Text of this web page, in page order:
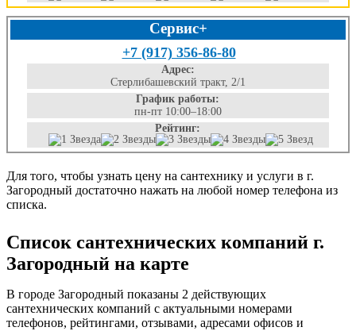
Сервис+
+7 (917) 356-86-80
Адрес:
Стерлибашевский тракт, 2/1
График работы:
пн-пт 10:00–18:00
Рейтинг:
Для того, чтобы узнать цену на сантехнику и услуги в г.
Загородный достаточно нажать на любой номер телефона из
списка.
Список сантехнических компаний г.
Загородный на карте
В городе Загородный показаны 2 действующих
сантехнических компаний с актуальными номерами
телефонов, рейтингами, отзывами, адресами офисов и